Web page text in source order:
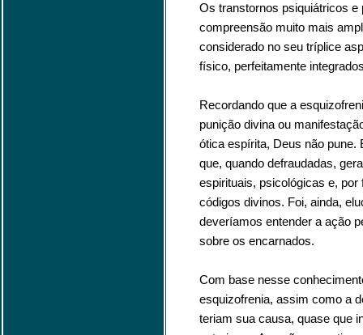
Os transtornos psiquiátricos
compreensão muito mais
considerado no seu tríplice
físico, perfeitamente
Recordando que a
punição divina ou
ótica espírita, Deus não pune.
que, quando defraudadas,
espirituais, psicológicas e,
códigos divinos. Foi, ainda,
deveríamos entender a ação
sobre os encarnados.
Com base nesse
esquizofrenia, assim como a
teriam sua causa, quase que